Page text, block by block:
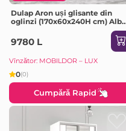
Dulap Aron uși glisante din
oglinzi (170x60x240H cm) Alb
9780 L
Vînzător: MOBILDOR – LUX
0(0)
Cumpără Rapid